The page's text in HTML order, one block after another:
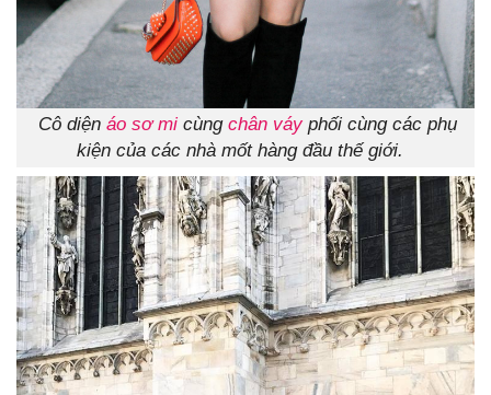
Cô diện áo sơ mi cùng chân váyphối cùng các phụ
kiện của các nhà mốt hàng đầu thế giới.